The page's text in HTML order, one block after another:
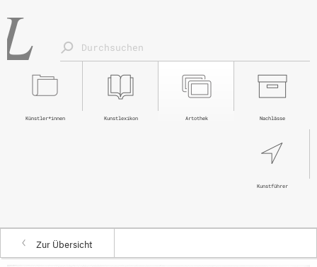
Nachlässe
Artothek
Kunstlexikon
Künstler*innen
Kunstführer
Zur Übersicht